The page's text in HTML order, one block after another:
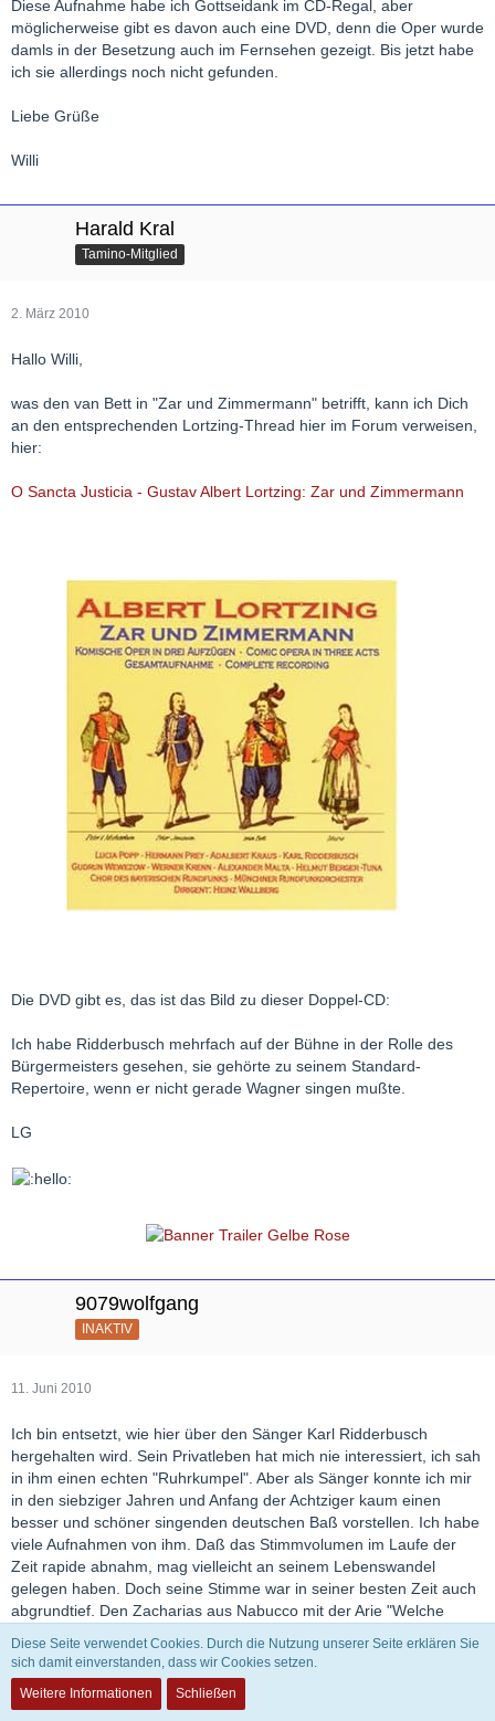
Diese Aufnahme habe ich Gottseidank im CD-Regal, aber
möglicherweise gibt es davon auch eine DVD, denn die Oper wurde
damls in der Besetzung auch im Fernsehen gezeigt. Bis jetzt habe
ich sie allerdings noch nicht gefunden.
Liebe Grüße
Willi
Harald Kral
Tamino-Mitglied
2. März 2010
Hallo Willi,
was den van Bett in "Zar und Zimmermann" betrifft, kann ich Dich
an den entsprechenden Lortzing-Thread hier im Forum verweisen,
hier:
O Sancta Justicia - Gustav Albert Lortzing: Zar und Zimmermann
Die DVD gibt es, das ist das Bild zu dieser Doppel-CD:
Ich habe Ridderbusch mehrfach auf der Bühne in der Rolle des
Bürgermeisters gesehen, sie gehörte zu seinem Standard-
Repertoire, wenn er nicht gerade Wagner singen mußte.
LG
9079wolfgang
INAKTIV
11. Juni 2010
Ich bin entsetzt, wie hier über den Sänger Karl Ridderbusch
hergehalten wird. Sein Privatleben hat mich nie interessiert, ich sah
in ihm einen echten "Ruhrkumpel". Aber als Sänger konnte ich mir
in den siebziger Jahren und Anfang der Achtziger kaum einen
besser und schöner singenden deutschen Baß vorstellen. Ich habe
viele Aufnahmen von ihm. Daß das Stimmvolumen im Laufe der
Zeit rapide abnahm, mag vielleicht an seinem Lebenswandel
gelegen haben. Doch seine Stimme war in seiner besten Zeit auch
abgrundtief. Den Zacharias aus Nabucco mit der Arie "Welche
die Partie des Charon aus der Oper Orpheus von Monteverdi" Der
du hier herniedersteigst du Ungebetener", die sich alleine in des
Basses Grundtiefen abspielt, singt ihm so schnell keiner nach. Den
Diese Seite verwendet Cookies. Durch die Nutzung unserer Seite erklären Sie
sich damit einverstanden, dass wir Cookies setzen.
Weitere Informationen
Schließen